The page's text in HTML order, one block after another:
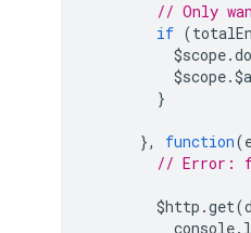
// Only
if (
$scope.
$scope.
}
}, function(
// Error:
$http .get(
console.